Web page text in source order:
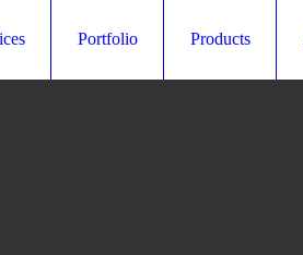
Portfolio Products